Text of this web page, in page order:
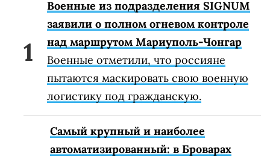
Военные из подразделения SIGNUM
заявили о полном огневом контроле
над маршрутом Мариуполь-Чонгар
Военные отметили, что россияне
пытаются маскировать свою военную
логистику под гражданскую.
Самый крупный и наиболее
автоматизированный: в Броварах